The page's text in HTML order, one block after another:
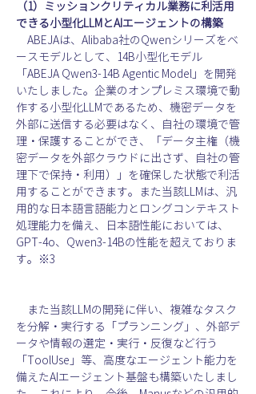
（1）ミッションクリティカル業務に利活用
できる小型化LLMとAIエージェントの構築
ABEJAは、Alibaba社のQwenシリーズをベ
ースモデルとして、14B小型化モデル
「ABEJA Qwen3-14B Agentic Model」を開発
いたしました。企業のオンプレミス環境で動
作する小型化LLMであるため、機密データを
外部に送信する必要はなく、自社の環境で管
理・保護することができ、「データ主権（機
密データを外部クラウドに出さず、自社の管
理下で保持・利用）」を確保した状態で利活
用することができます。また当該LLMは、汎
用的な日本語言語能力とロングコンテキスト
処理能力を備え、日本語性能においては、
GPT-4o、Qwen3-14Bの性能を超えておりま
す。※3
また当該LLMの開発に伴い、複雑なタスク
を分解・実行する「プランニング」、外部デ
ータや情報の選定・実行・反復など行う
「ToolUse」等、高度なエージェント能力を
備えたAIエージェント基盤も構築いたしまし